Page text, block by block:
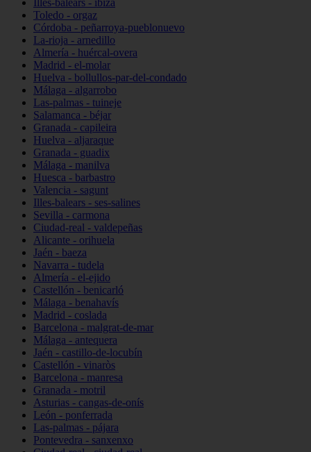
Illes-balears - ibiza
Toledo - orgaz
Córdoba - peñarroya-pueblonuevo
La-rioja - arnedillo
Almería - huércal-overa
Madrid - el-molar
Huelva - bollullos-par-del-condado
Málaga - algarrobo
Las-palmas - tuineje
Salamanca - béjar
Granada - capileira
Huelva - aljaraque
Granada - guadix
Málaga - manilva
Huesca - barbastro
Valencia - sagunt
Illes-balears - ses-salines
Sevilla - carmona
Ciudad-real - valdepeñas
Alicante - orihuela
Jaén - baeza
Navarra - tudela
Almería - el-ejido
Castellón - benicarló
Málaga - benahavís
Madrid - coslada
Barcelona - malgrat-de-mar
Málaga - antequera
Jaén - castillo-de-locubín
Castellón - vinaròs
Barcelona - manresa
Granada - motril
Asturias - cangas-de-onís
León - ponferrada
Las-palmas - pájara
Pontevedra - sanxenxo